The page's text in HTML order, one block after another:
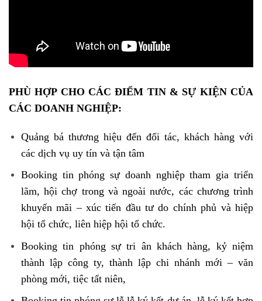
PHÙ HỢP CHO CÁC ĐIỂM TIN & SỰ KIỆN CỦA
CÁC DOANH NGHIỆP:
Quảng bá thương hiệu đến đối tác, khách hàng với
các dịch vụ uy tín và tận tâm
Booking tin phóng sự doanh nghiệp tham gia triển
lãm, hội chợ trong và ngoài nước, các chương trình
khuyến mãi – xúc tiến đầu tư do chính phủ và hiệp
hội tổ chức, liên hiệp hội tổ chức.
Booking tin phóng sự tri ân khách hàng, kỷ niệm
thành lập công ty, thành lập chi nhánh mới – văn
phòng mới, tiệc tất niên,